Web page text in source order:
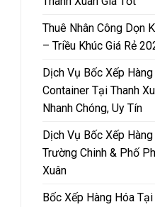
Thuê Nhân Công Dọn
– Triều Khúc Giá Rẻ
Dịch Vụ Bốc Xếp
Container Tại Thanh
Nhanh Chóng, Uy Tín
Dịch Vụ Bốc Xếp
Trường Chinh & Phố
Xuân
Bốc Xếp Hàng Hóa